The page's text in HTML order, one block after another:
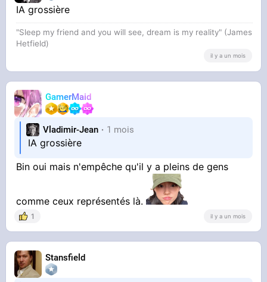
IA grossière
"Sleep my friend and you will see, dream is my reality" (James
Hetfield)
il y a un mois
GamerMaid
Vladimir-Jean 1 mois
IA grossière
Bin oui mais n'empêche qu'il y a pleins de gens
comme ceux représentés là.
1 il y a un mois
Stansfield